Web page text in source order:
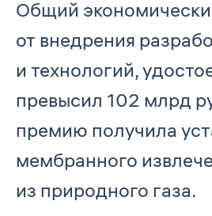
Общий
от внедрения
и технологий,
превысил 102 млрд
премию получила
мембранного
из природного газа.